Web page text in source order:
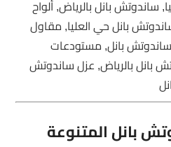
ساندوتش بانل بالرياض, ألواح
بانل حي العليا, مقاول
بانل, مستودعات
بانل بالرياض, عزل ساندوتش
بانل المتنوعة